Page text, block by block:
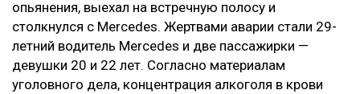
опьянения, выехал на встречную полосу и
столкнулся с Mercedes. Жертвами аварии стали 29-
летний водитель Mercedes и две пассажирки —
девушки 20 и 22 лет. Согласно материалам
уголовного дела, концентрация алкоголя в крови